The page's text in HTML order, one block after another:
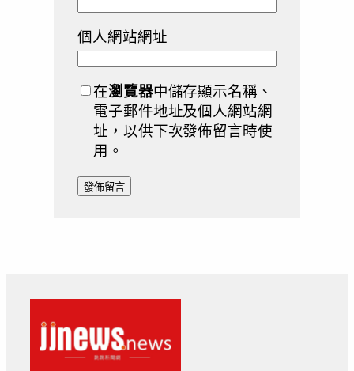
個人網站網址
在瀏覽器中儲存顯示名稱、
電子郵件地址及個人網站網
址，以供下次發佈留言時使
用。